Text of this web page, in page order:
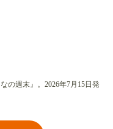
の週末』。2026年7月15日発